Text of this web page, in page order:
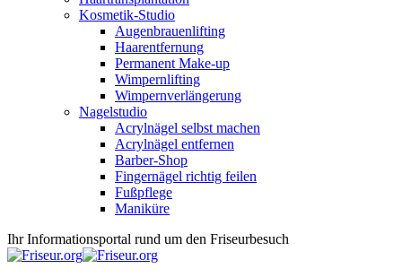
Kosmetik-Studio
Augenbrauenlifting
Haarentfernung
Permanent Make-up
Wimpernlifting
Wimpernverlängerung
Nagelstudio
Acrylnägel selbst machen
Acrylnägel entfernen
Barber-Shop
Fingernägel richtig feilen
Fußpflege
Maniküre
Ihr Informationsportal rund um den Friseurbesuch